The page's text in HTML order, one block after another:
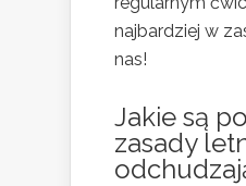
najbardziej w
nas!
Jakie są
zasady